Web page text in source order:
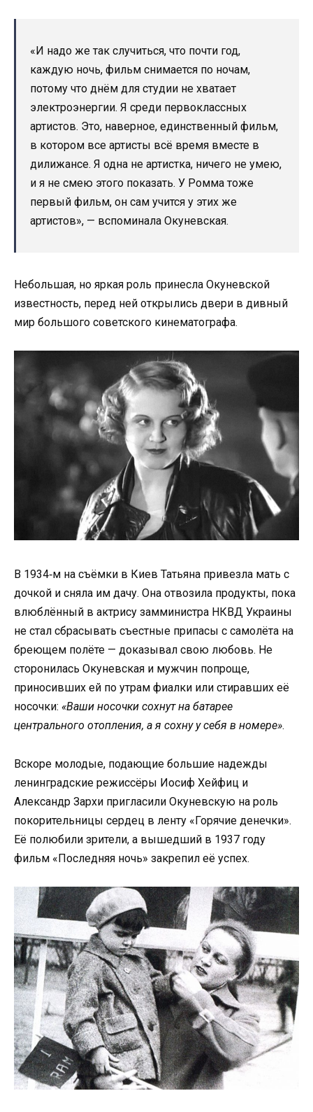
«И надо же так случиться, что почти год,
каждую ночь, фильм снимается по ночам,
потому что днём для студии не хватает
электроэнергии. Я среди первоклассных
артистов. Это, наверное, единственный фильм,
в котором все артисты всё время вместе в
дилижансе. Я одна не артистка, ничего не умею,
и я не смею этого показать. У Ромма тоже
первый фильм, он сам учится у этих же
артистов», — вспоминала Окуневская.
Небольшая, но яркая роль принесла Окуневской
известность, перед ней открылись двери в дивный
мир большого советского кинематографа.
В 1934‑м на съёмки в Киев Татьяна привезла мать с
дочкой и сняла им дачу. Она отвозила продукты, пока
влюблённый в актрису замминистра НКВД Украины
не стал сбрасывать съестные припасы с самолёта на
бреющем полёте — доказывал свою любовь. Не
сторонилась Окуневская и мужчин попроще,
приносивших ей по утрам фиалки или стиравших её
носочки: «Ваши носочки сохнут на батарее
центрального отопления, а я сохну у себя в номере».
Вскоре молодые, подающие большие надежды
ленинградские режиссёры Иосиф Хейфиц и
Александр Зархи пригласили Окуневскую на роль
покорительницы сердец в ленту «Горячие денечки».
Её полюбили зрители, а вышедший в 1937 году
фильм «Последняя ночь» закрепил её успех.